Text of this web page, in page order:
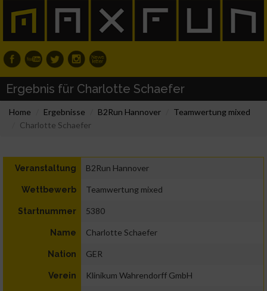
Ergebnis für Charlotte Schaefer
Home Ergebnisse B2Run Hannover
Teamwertung mixed
Charlotte Schaefer
Veranstaltung B2Run Hannover
Wettbewerb Teamwertung mixed
Startnummer 5380
Name Charlotte Schaefer
Nation GER
Verein Klinikum Wahrendorff GmbH